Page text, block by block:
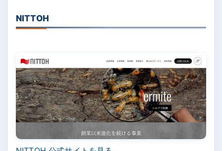
NITTOH